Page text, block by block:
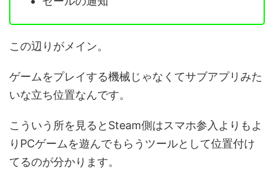
この辺りがメイン。
ゲームをプレイする機械じゃなくてサブアプリみた
いな立ち位置なんです。
こういう所を見るとSteam側はスマホ参入よりもよ
りPCゲームを遊んでもらうツールとして位置付け
てるのが分かります。